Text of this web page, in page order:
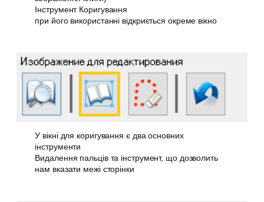
Інструмент Коригування
при його використанні відкриється окреме вікно
У вікні для коригування є два основних
інструменти
Видалення пальців та інструмент, що дозволить
нам вказати межі сторінки